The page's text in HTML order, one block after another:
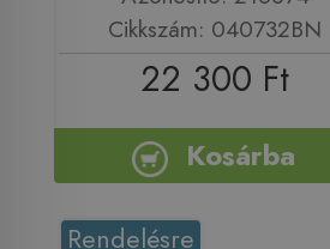
Cikkszám: 040732BN
22 300 Ft
Kosárba
Rendelésre